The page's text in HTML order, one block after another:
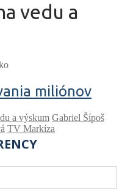
vedu a
miliónov
a výskum Gabriel Šípoš
TV Markíza